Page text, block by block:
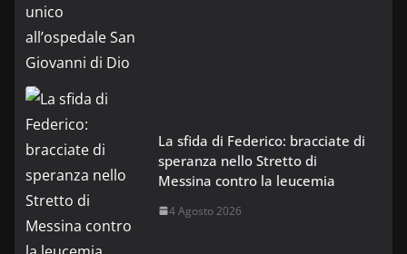
La sfida di Federico: bracciate di
speranza nello Stretto di
Messina contro la leucemia
4 Agosto 2026